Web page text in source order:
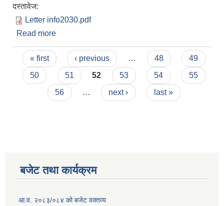
दस्तावेज:
Letter info2030.pdf
Read more
Pages
« first ‹ previous … 48
49
50
51 52 53 54
55
56
… next › last »
बजेट तथा कार्यक्रम
आ.व. २०८३/०८४ को बजेट वक्तव्य